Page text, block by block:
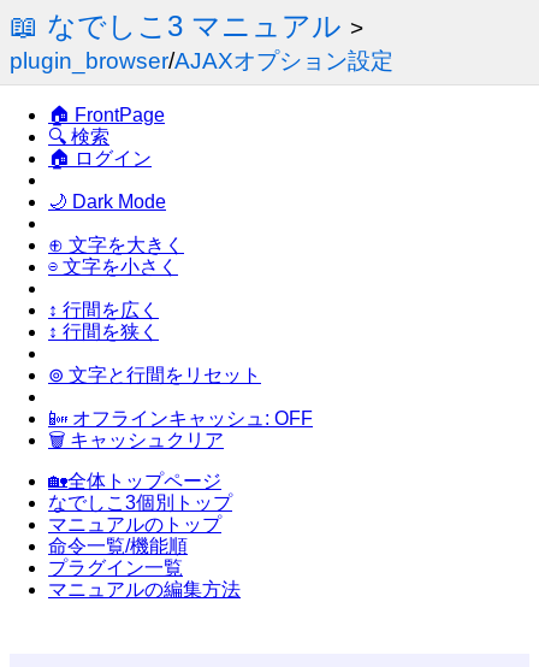
📖 なでしこ3 マニュアル >
plugin_browser/AJAXオプション設定
🏠 FrontPage
🔍 検索
🏠 ログイン
🌙 Dark Mode
⊕ 文字を大きく
⊖ 文字を小さく
↕ 行間を広く
↕ 行間を狭く
⊚ 文字と行間をリセット
📴 オフラインキャッシュ: OFF
🗑 キャッシュクリア
🏡全体トップページ
なでしこ3個別トップ
マニュアルのトップ
命令一覧/機能順
プラグイン一覧
マニュアルの編集方法